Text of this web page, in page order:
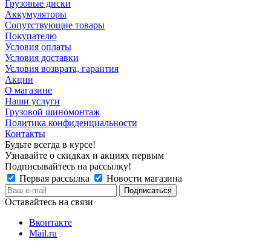
Грузовые диски
Аккумуляторы
Сопутствующие товары
Покупателю
Условия оплаты
Условия доставки
Условия возврата, гарантия
Акции
О магазине
Наши услуги
Грузовой шиномонтаж
Политика конфиденциальности
Контакты
Будьте всегда в курсе!
Узнавайте о скидках и акциях первым
Подписывайтесь на рассылку!
Первая рассылка
Новости магазина
Оставайтесь на связи
Вконтакте
Mail.ru